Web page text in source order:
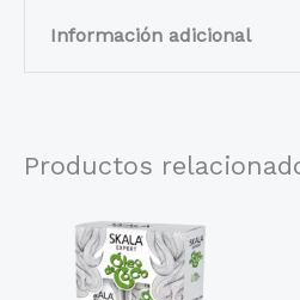
Información adicional
de
Productos